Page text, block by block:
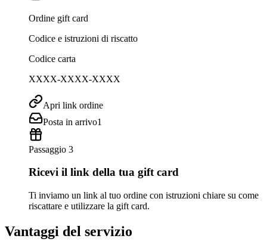
Ordine gift card
Codice e istruzioni di riscatto
Codice carta
XXXX-XXXX-XXXX
Apri link ordine
Posta in arrivo1
Passaggio 3
Ricevi il link della tua gift card
Ti inviamo un link al tuo ordine con istruzioni chiare su come
riscattare e utilizzare la gift card.
Vantaggi del servizio